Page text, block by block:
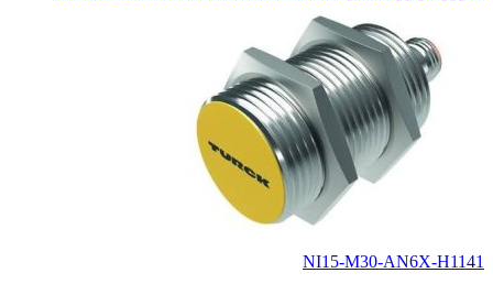
NI15-M30-AN6X-H1141